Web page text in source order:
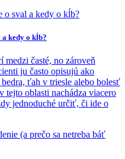
a kedy o kĺb?
medzi časté, no zároveň
ju často opisujú ako
ťah v triesle alebo bolesť
tejto oblasti nachádza viacero
jednoduché určiť, či ide o